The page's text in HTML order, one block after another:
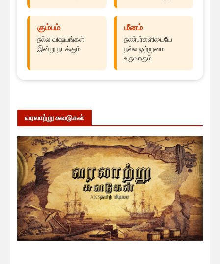
கும்பம்
நல்ல விஷயங்கள்
இன்று நடக்கும்.
மீனம்
நண்பர்களிடையே
நல்ல ஒற்றுமை
உருவாகும்.
வரலாற்று சுவடுகள்